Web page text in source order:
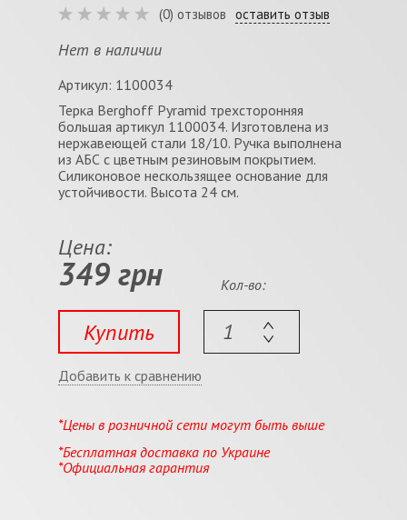
(0) отзывов оставить отзыв
Нет в наличии
Артикул: 1100034
Терка Berghoff Pyramid трехсторонняя
большая артикул 1100034. Изготовлена из
нержавеющей стали 18/10. Ручка выполнена
из АБС с цветным резиновым покрытием.
Силиконовое нескользящее основание для
устойчивости. Высота 24 см.
Цена:
349 грн
Купить
Кол-во:
Добавить к сравнению
*Цены в розничной сети могут быть выше
*Бесплатная доставка по Украине
*Официальная гарантия